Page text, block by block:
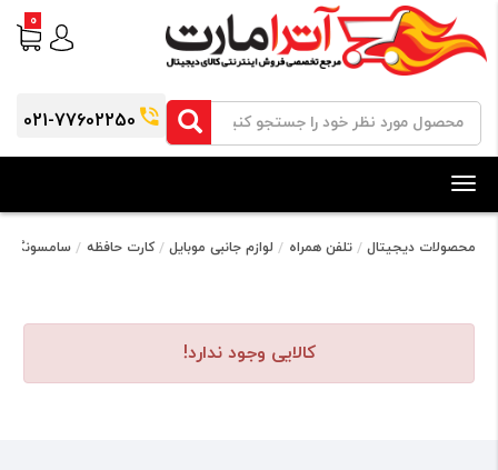
021-77602250
0
Toggle
navigation
محصولات دیجیتال تلفن همراه لوازم جانبی موبایل کارت حافظه سامسونگ
کالایی وجود ندارد!